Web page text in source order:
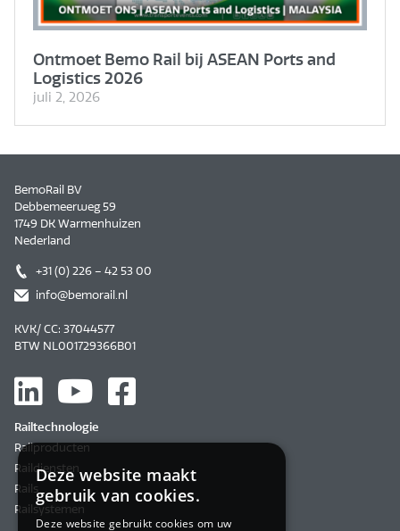
Ontmoet Bemo Rail bij ASEAN Ports and
Logistics 2026
juli 2, 2026
BemoRail BV
Debbemeerweg 59
1749 DK Warmenhuizen
Nederland
+31 (0) 226 – 42 53 00
info@bemorail.nl
KVK/ CC: 37044577
BTW NL001729366B01
Railtechnologie
Railproducten
Raildiensten
Rails
Railsystemen
Deze website maakt
gebruik van cookies.
Deze website gebruikt cookies om uw